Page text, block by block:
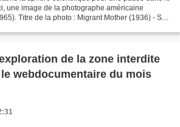
une image de la photographe américaine
Titre de la photo : Migrant Mother (1936) - Sur
de la zone interdite
webdocumentaire du mois